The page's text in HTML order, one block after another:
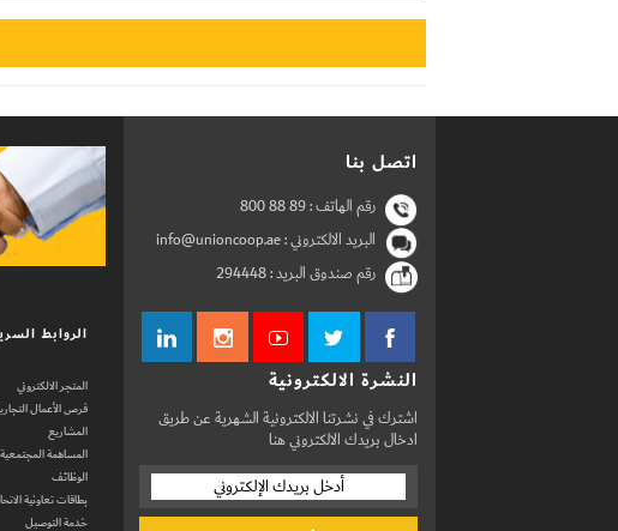
اتصل بنا
رقم الهاتف :800 88 89
البريد الالكتروني : info@unioncoop.ae
رقم صندوق البريد :294448
النشرة الالكترونية
اشترك في نشرتنا الالكترونية الشهرية عن طريق
ادخال بريدك الالكتروني هنا
الروابط
المتجر الالكتروني
فرص الأعمال
المشاريع
المساهمة المجتمعية
الوظائف
بطاقات تعاونية
خدمة التوصيل